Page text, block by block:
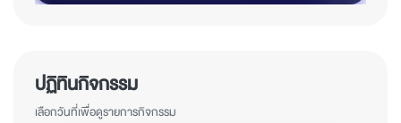
ปฏิทินกิจกรรม
เลือกวันที่เพื่อดูรายการกิจกรรม